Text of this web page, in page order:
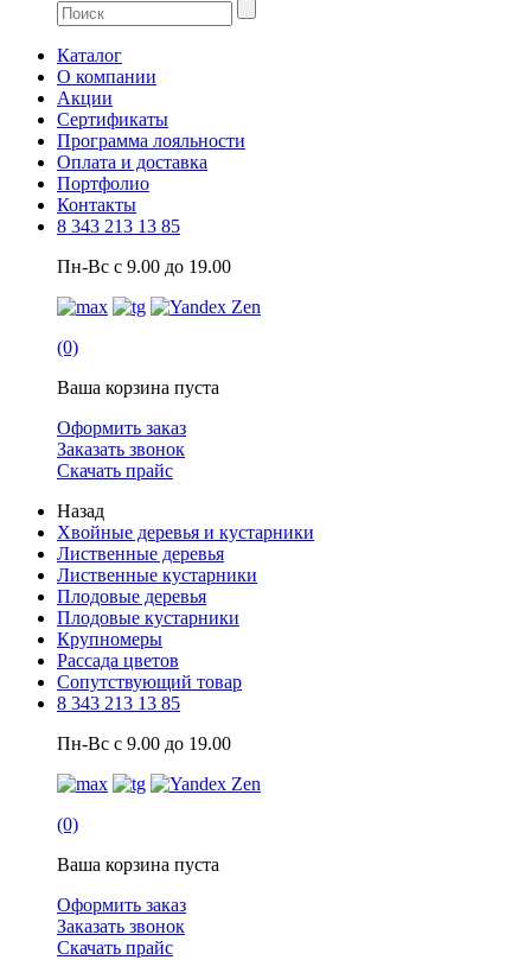
Каталог
О компании
Акции
Сертификаты
Программа лояльности
Оплата и доставка
Портфолио
Контакты
8 343 213 13 85
Пн-Вс с 9.00 до 19.00
(0)
Ваша корзина пуста
Оформить заказ
Заказать звонок
Скачать прайс
Назад
Хвойные деревья и кустарники
Лиственные деревья
Лиственные кустарники
Плодовые деревья
Плодовые кустарники
Крупномеры
Рассада цветов
Сопутствующий товар
8 343 213 13 85
Пн-Вс с 9.00 до 19.00
(0)
Ваша корзина пуста
Оформить заказ
Заказать звонок
Скачать прайс